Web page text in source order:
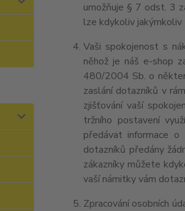
umožňuje § 7 odst. 3
lze kdykoliv jakýmkoliv
Vaši spokojenost s
něhož je náš e-shop
480/2004 Sb. o
zaslání dotazníků v
zjišťování vaší
tržního postavení
předávat informace o
dotazníků předány
zákazníky můžete
vaší námitky vám
Zpracování osobních